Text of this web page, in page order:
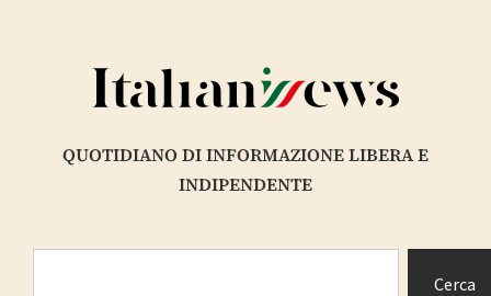
QUOTIDIANO DI INFORMAZIONE LIBERA E
INDIPENDENTE
Cerca